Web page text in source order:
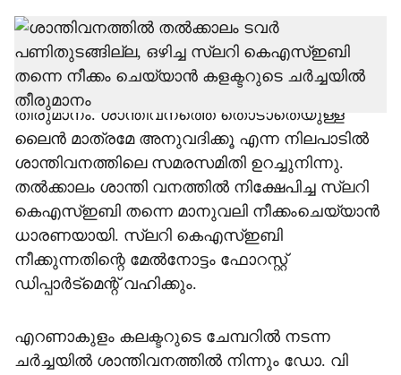
h
a
r
e
ശാന്തിവനത്തില്‍ കെഎസ്ഇബി തല്‍ക്കാലം
പണിതുടങ്ങില്ലെന്ന് എറണാകുളം കളക്ടറുടെ
അധ്യക്ഷതയില്‍ ചേര്‍ന്ന യോഗത്തില്‍
തീരുമാനം. ശാന്തിവനത്തെ തൊടാതെയുള്ള
ലൈന്‍ മാത്രമേ അനുവദിക്കൂ എന്ന നിലപാടില്‍
ശാന്തിവനത്തിലെ സമരസമിതി ഉറച്ചുനിന്നു.
തല്‍ക്കാലം ശാന്തി വനത്തില്‍ നിക്ഷേപിച്ച സ്ലറി
കെഎസ്ഇബി തന്നെ മാനുവലി നീക്കംചെയ്യാന്‍
ധാരണയായി. സ്ലറി കെഎസ്ഇബി
നീക്കുന്നതിന്റെ മേല്‍നോട്ടം ഫോറസ്റ്റ്
ഡിപ്പാര്‍ട്‌മെന്റ് വഹിക്കും.
എറണാകുളം കലക്ടറുടെ ചേമ്പറില്‍ നടന്ന
ചര്‍ച്ചയില്‍ ശാന്തിവനത്തില്‍ നിന്നും ഡോ. വി